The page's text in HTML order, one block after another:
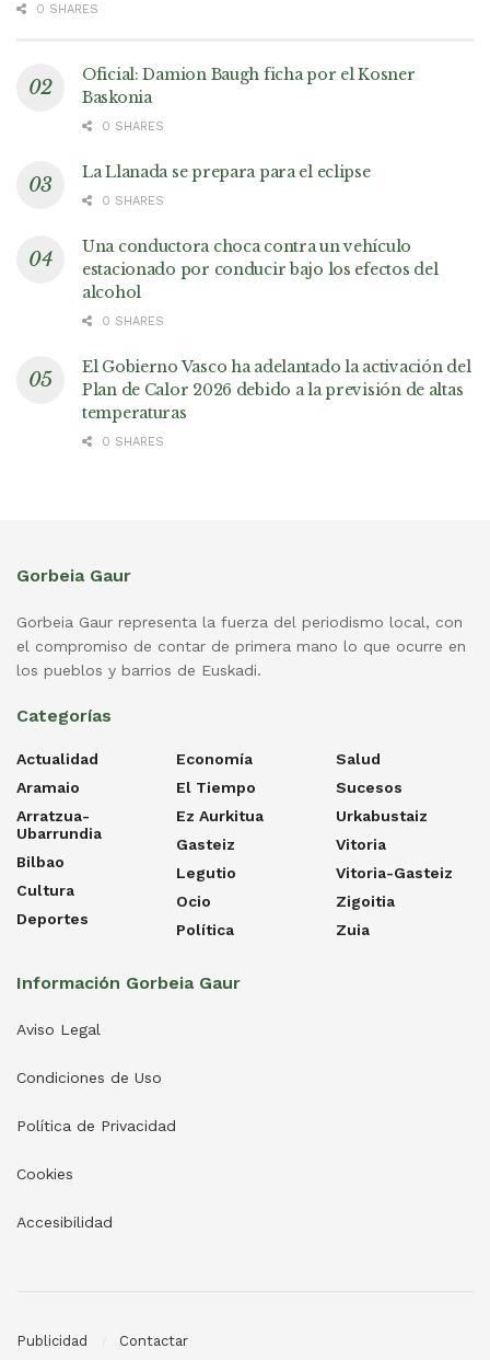
0 SHARES
Oficial: Damion Baugh ficha por el Kosner
Baskonia
0 SHARES
La Llanada se prepara para el eclipse
0 SHARES
Una conductora choca contra un vehículo
estacionado por conducir bajo los efectos del
alcohol
0 SHARES
El Gobierno Vasco ha adelantado la activación del
Plan de Calor 2026 debido a la previsión de altas
temperaturas
0 SHARES
Gorbeia Gaur
Gorbeia Gaur representa la fuerza del periodismo local, con
el compromiso de contar de primera mano lo que ocurre en
los pueblos y barrios de Euskadi.
Categorías
Actualidad
Aramaio
Arratzua-
Ubarrundia
Bilbao
Cultura
Deportes
Economía
El Tiempo
Ez Aurkitua
Gasteiz
Legutio
Ocio
Política
Salud
Sucesos
Urkabustaiz
Vitoria
Vitoria-Gasteiz
Zigoitia
Zuia
Información Gorbeia Gaur
Aviso Legal
Condiciones de Uso
Política de Privacidad
Cookies
Accesibilidad
Publicidad Contactar